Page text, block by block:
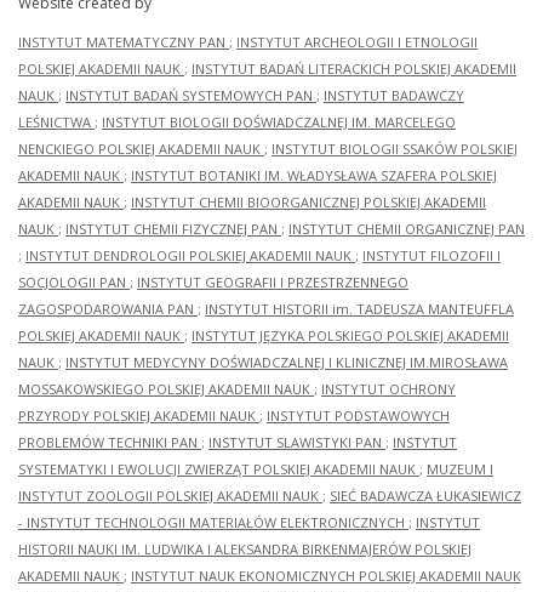
INSTYTUT MATEMATYCZNY PAN ; INSTYTUT ARCHEOLOGII I ETNOLOGII
POLSKIEJ AKADEMII NAUK ; INSTYTUT BADAŃ LITERACKICH POLSKIEJ AKADEMII
NAUK ; INSTYTUT BADAŃ SYSTEMOWYCH PAN ; INSTYTUT BADAWCZY
LEŚNICTWA ; INSTYTUT BIOLOGII DOŚWIADCZALNEJ IM. MARCELEGO
NENCKIEGO POLSKIEJ AKADEMII NAUK ; INSTYTUT BIOLOGII SSAKÓW POLSKIEJ
AKADEMII NAUK ; INSTYTUT BOTANIKI IM. WŁADYSŁAWA SZAFERA POLSKIEJ
AKADEMII NAUK ; INSTYTUT CHEMII BIOORGANICZNEJ POLSKIEJ AKADEMII
NAUK ; INSTYTUT CHEMII FIZYCZNEJ PAN ; INSTYTUT CHEMII ORGANICZNEJ PAN
; INSTYTUT DENDROLOGII POLSKIEJ AKADEMII NAUK ; INSTYTUT FILOZOFII I
SOCJOLOGII PAN ; INSTYTUT GEOGRAFII I PRZESTRZENNEGO
ZAGOSPODAROWANIA PAN ; INSTYTUT HISTORII im. TADEUSZA MANTEUFFLA
POLSKIEJ AKADEMII NAUK ; INSTYTUT JĘZYKA POLSKIEGO POLSKIEJ AKADEMII
NAUK ; INSTYTUT MEDYCYNY DOŚWIADCZALNEJ I KLINICZNEJ IM.MIROSŁAWA
MOSSAKOWSKIEGO POLSKIEJ AKADEMII NAUK ; INSTYTUT OCHRONY
PRZYRODY POLSKIEJ AKADEMII NAUK ; INSTYTUT PODSTAWOWYCH
PROBLEMÓW TECHNIKI PAN ; INSTYTUT SLAWISTYKI PAN ; INSTYTUT
SYSTEMATYKI I EWOLUCJI ZWIERZĄT POLSKIEJ AKADEMII NAUK ; MUZEUM I
INSTYTUT ZOOLOGII POLSKIEJ AKADEMII NAUK ; SIEĆ BADAWCZA ŁUKASIEWICZ
- INSTYTUT TECHNOLOGII MATERIAŁÓW ELEKTRONICZNYCH ; INSTYTUT
HISTORII NAUKI IM. LUDWIKA I ALEKSANDRA BIRKENMAJERÓW POLSKIEJ
AKADEMII NAUK ; INSTYTUT NAUK EKONOMICZNYCH POLSKIEJ AKADEMII NAUK